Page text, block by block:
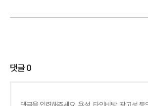
댓글0